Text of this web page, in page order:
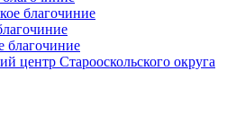
благочиние
благочиние
центр Старооскольского округа